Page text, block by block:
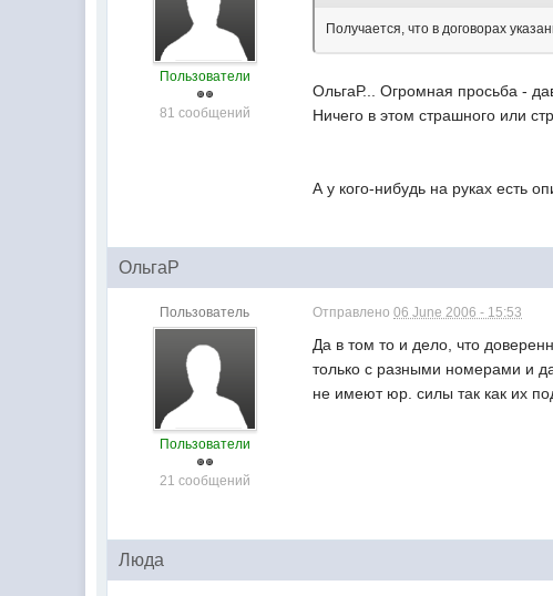
Пользователи
81 сообщений
Получается, что в договорах
ОльгаР... Огромная просьба -
Ничего в этом страшного или
А у кого-нибудь на руках есть
ОльгаP
Пользователь
Пользователи
21 сообщений
Отправлено06 June 2006 - 15:53
Да в том то и дело, что
только с разными номерами и
не имеют юр. силы так как их
Люда